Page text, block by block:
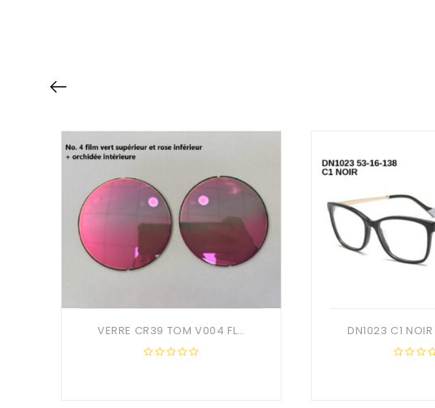
VERRE CR39 TOM V004 FLASH